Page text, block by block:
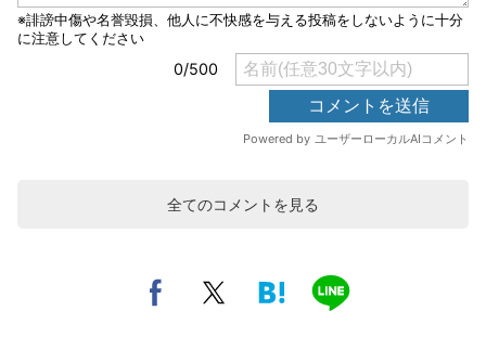
全てのコメントを見る